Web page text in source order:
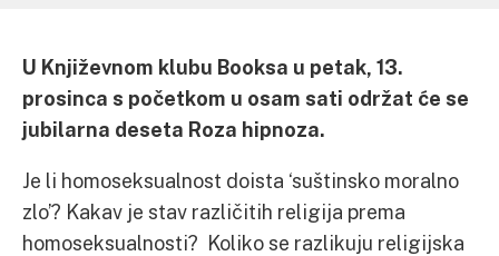
U Književnom klubu Booksa u petak, 13.
prosinca s početkom u osam sati održat će se
jubilarna deseta Roza hipnoza.
Je li homoseksualnost doista ‘suštinsko moralno
zlo’? Kakav je stav različitih religija prema
homoseksualnosti? Koliko se razlikuju religijska